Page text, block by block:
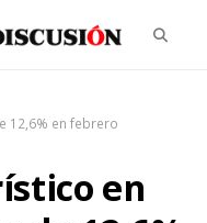
12,6% en febrero
en